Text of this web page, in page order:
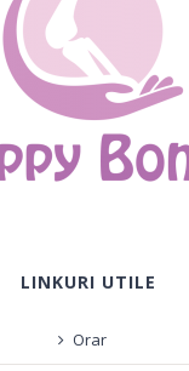
LINKURI UTILE
Orar